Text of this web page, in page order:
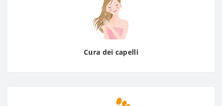
Cura dei capelli